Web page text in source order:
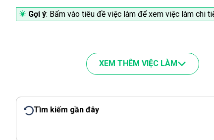
Gợi ý: Bấm vào tiêu đề việc làm để xem việc làm chi
XEM THÊM VIỆC LÀM
Tìm kiếm gần đây